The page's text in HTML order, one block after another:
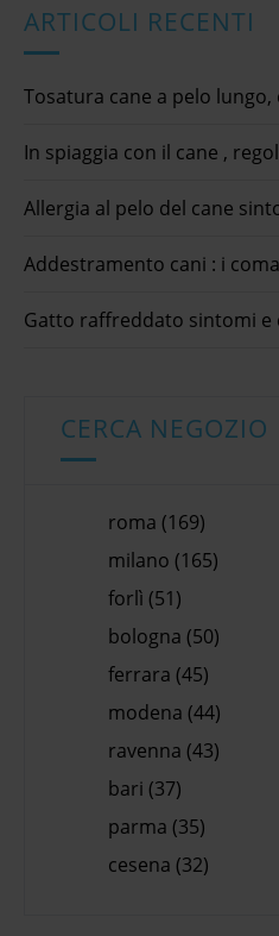
ARTICOLI RECENTI
Tosatura cane a pelo lungo,
In spiaggia con il cane ,
Allergia al pelo del cane
Addestramento cani : i
Gatto raffreddato sintomi e
CERCA NEGOZIO
roma (169)
milano (165)
forlì (51)
bologna (50)
ferrara (45)
modena (44)
ravenna (43)
bari (37)
parma (35)
cesena (32)